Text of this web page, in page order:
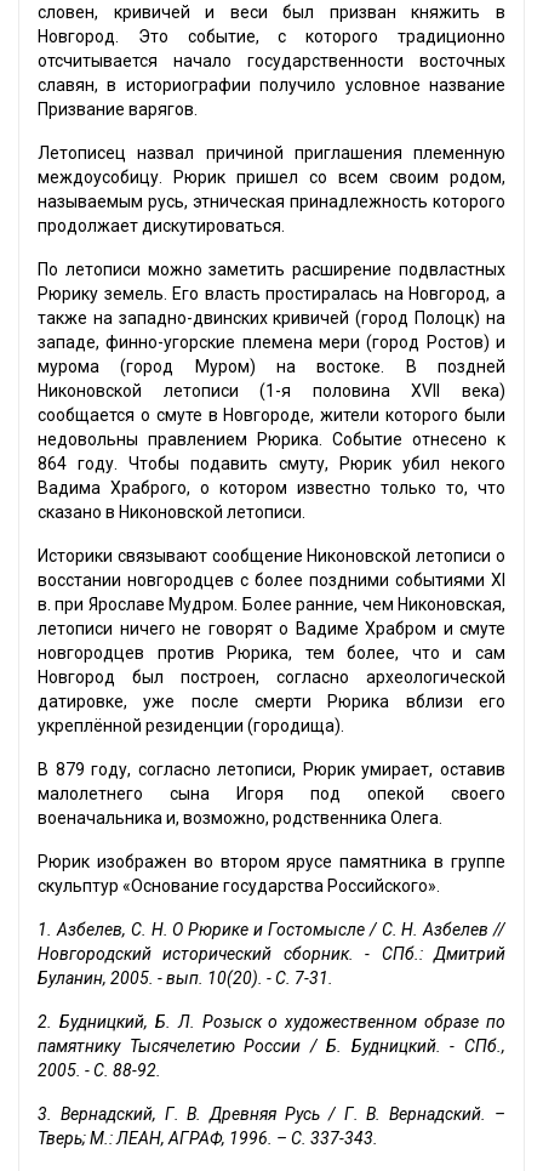
словен, кривичей и веси был призван княжить в
Новгород. Это событие, с которого традиционно
отсчитывается начало государственности восточных
славян, в историографии получило условное название
Призвание варягов.
Летописец назвал причиной приглашения племенную
междоусобицу. Рюрик пришел со всем своим родом,
называемым русь, этническая принадлежность которого
продолжает дискутироваться.
По летописи можно заметить расширение подвластных
Рюрику земель. Его власть простиралась на Новгород, а
также на западно-двинских кривичей (город Полоцк) на
западе, финно-угорские племена мери (город Ростов) и
мурома (город Муром) на востоке. В поздней
Никоновской летописи (1-я половина XVII века)
сообщается о смуте в Новгороде, жители которого были
недовольны правлением Рюрика. Событие отнесено к
864 году. Чтобы подавить смуту, Рюрик убил некого
Вадима Храброго, о котором известно только то, что
сказано в Никоновской летописи.
Историки связывают сообщение Никоновской летописи о
восстании новгородцев с более поздними событиями XI
в. при Ярославе Мудром. Более ранние, чем Никоновская,
летописи ничего не говорят о Вадиме Храбром и смуте
новгородцев против Рюрика, тем более, что и сам
Новгород был построен, согласно археологической
датировке, уже после смерти Рюрика вблизи его
укреплённой резиденции (городища).
В 879 году, согласно летописи, Рюрик умирает, оставив
малолетнего сына Игоря под опекой своего
военачальника и, возможно, родственника Олега.
Рюрик изображен во втором ярусе памятника в группе
скульптур «Основание государства Российского».
1. Азбелев, С. Н. О Рюрике и Гостомысле / С. Н. Азбелев //
Новгородский исторический сборник. - СПб.: Дмитрий
Буланин, 2005. - вып. 10(20). - С. 7-31.
2. Будницкий, Б. Л. Розыск о художественном образе по
памятнику Тысячелетию России / Б. Будницкий. - СПб.,
2005. - С. 88-92.
3. Вернадский, Г. В. Древняя Русь / Г. В. Вернадский. –
Тверь; М.: ЛЕАН, АГРАФ, 1996. – С. 337-343.